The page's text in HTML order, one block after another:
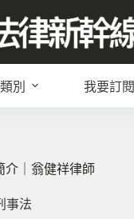
別 我要訂閱
介｜翁健祥律師
事法